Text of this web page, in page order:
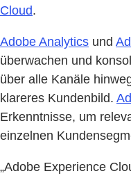
Cloud.
Adobe Analytics und
überwachen und
über alle Kanäle
klareres Kundenbild.
Erkenntnisse, um
einzelnen
„Adobe Experience